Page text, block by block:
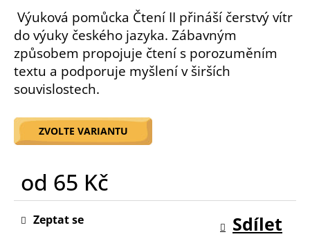
Výuková pomůcka Čtení II přináší čerstvý vítr
do výuky českého jazyka. Zábavným
způsobem propojuje čtení s porozuměním
textu a podporuje myšlení v širších
souvislostech.
ZVOLTE VARIANTU
od 65 Kč
Měrná
cena:Zeptat se Sdílet
HLEDAT
D
o
o
r
j